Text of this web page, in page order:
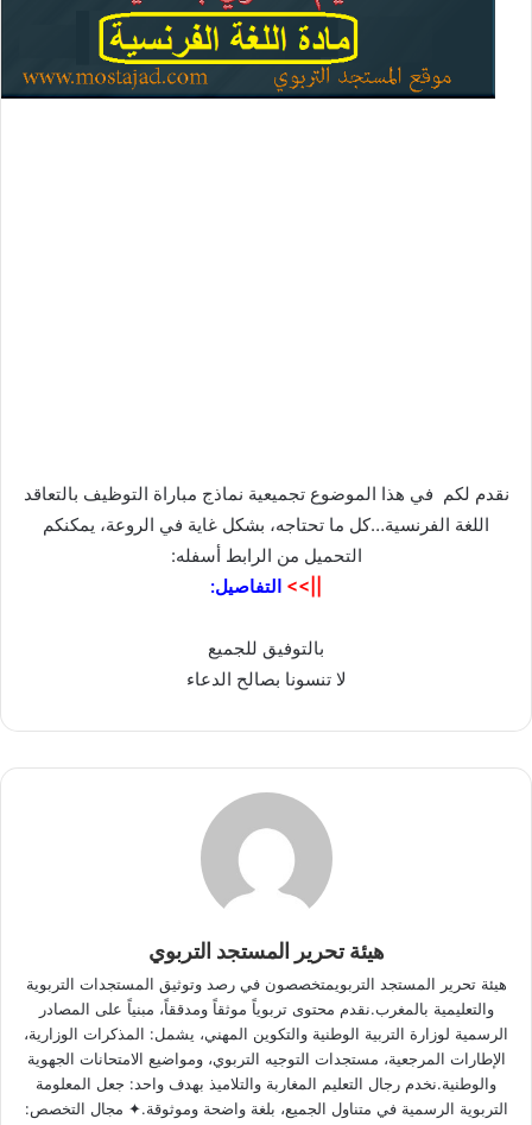
نقدم لكم في هذا الموضوع تجميعية نماذج مباراة التوظيف بالتعاقد
اللغة الفرنسية…كل ما تحتاجه، بشكل غاية في الروعة، يمكنكم
التحميل من الرابط أسفله:
||>> التفاصيل:
بالتوفيق للجميع
لا تنسونا بصالح الدعاء
هيئة تحرير المستجد التربوي
هيئة تحرير المستجد التربويمتخصصون في رصد وتوثيق المستجدات التربوية
والتعليمية بالمغرب.نقدم محتوى تربوياً موثقاً ومدققاً، مبنياً على المصادر
الرسمية لوزارة التربية الوطنية والتكوين المهني، يشمل: المذكرات الوزارية،
الإطارات المرجعية، مستجدات التوجيه التربوي، ومواضيع الامتحانات الجهوية
والوطنية.نخدم رجال التعليم المغاربة والتلاميذ بهدف واحد: جعل المعلومة
التربوية الرسمية في متناول الجميع، بلغة واضحة وموثوقة.✦ مجال التخصص: